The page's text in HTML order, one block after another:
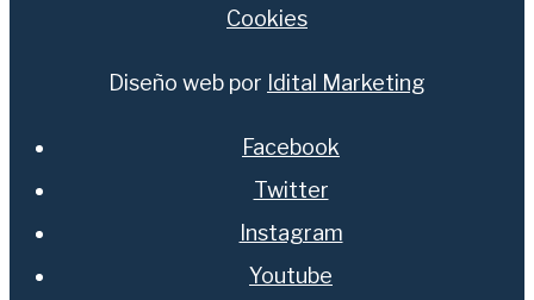
Cookies
Diseño web por Idital Marketing
Facebook
Twitter
Instagram
Youtube